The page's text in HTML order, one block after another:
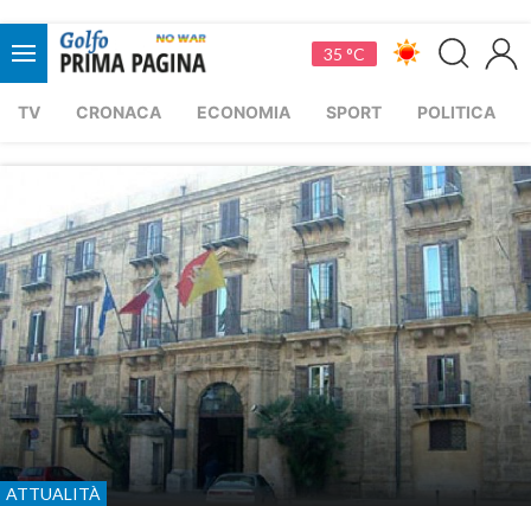
35 °C
TV CRONACA ECONOMIA SPORT POLITICA
ATTUALITÀ